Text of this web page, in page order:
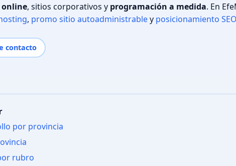
, sitios corporativos y programación a medida. En
, promo sitio autoadministrabley posicionamiento SEO
contacto
por provincia
rubro